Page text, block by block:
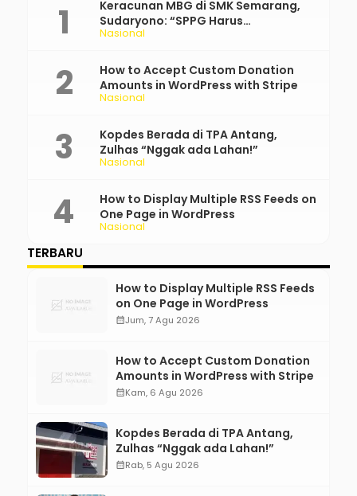
Nasional
Keracunan MBG di SMK Semarang,
Sudaryono: “SPPG Harus
Bertanggung Jawab!”
Nasional
How to Accept Custom Donation
Amounts in WordPress with Stripe
Nasional
Kopdes Berada di TPA Antang,
Zulhas “Nggak ada Lahan!”
Nasional
How to Display Multiple RSS Feeds on
One Page in WordPress
TERBARU
How to Display Multiple RSS Feeds
on One Page in WordPress
calendar_monthJum, 7 Agu 2026
How to Accept Custom Donation
Amounts in WordPress with Stripe
calendar_monthKam, 6 Agu 2026
Kopdes Berada di TPA Antang,
Zulhas “Nggak ada Lahan!”
calendar_monthRab, 5 Agu 2026